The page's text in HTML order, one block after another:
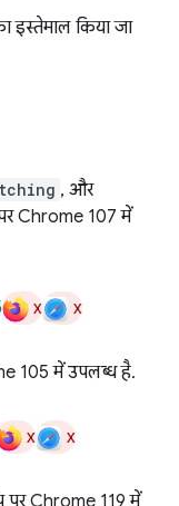
इस्तेमाल किया जा
, और
Chrome 107 में
x x
105 में उपलब्ध है.
x x